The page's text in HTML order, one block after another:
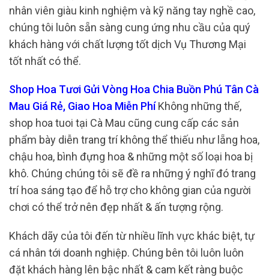
nhân viên giàu kinh nghiệm và kỹ năng tay nghề cao,
chúng tôi luôn sẵn sàng cung ứng nhu cầu của quý
khách hàng với chất lượng tốt dịch Vụ Thương Mại
tốt nhất có thể.
Shop Hoa Tươi Gửi Vòng Hoa Chia Buồn Phú Tân Cà
Mau Giá Rẻ, Giao Hoa Miễn PhíKhông những thế,
shop hoa tuoi tại Cà Mau cũng cung cấp các sản
phẩm bày diễn trang trí không thể thiếu như lẵng hoa,
chậu hoa, bình đựng hoa & những một số loại hoa bị
khô. Chúng chúng tôi sẽ đề ra những ý nghĩ đó trang
trí hoa sáng tạo để hỗ trợ cho không gian của người
chơi có thể trở nên đẹp nhất & ấn tượng rộng.
Khách dãy của tôi đến từ nhiều lĩnh vực khác biệt, tự
cá nhân tới doanh nghiệp. Chúng bên tôi luôn luôn
đặt khách hàng lên bậc nhất & cam kết ràng buộc